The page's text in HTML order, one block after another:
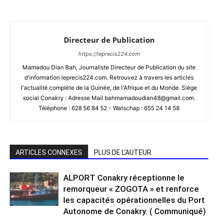
Directeur de Publication
https://leprecis224.com
Mamadou Dian Bah, Journaliste Directeur de Publication du site
d'information leprecis224.com. Retrouvez à travers les articles
l'actualité complète de la Guinée, de l'Afrique et du Monde. Siège
social Conakry : Adresse Mail bahmamadoudian48@gmail.com.
Téléphone : 628 56 84 52 - Watschap : 655 24 14 58
ARTICLES CONNEXES PLUS DE L'AUTEUR
ALPORT Conakry réceptionne le
remorqueur « ZOGOTA » et renforce
les capacités opérationnelles du Port
Autonome de Conakry. ( Communiqué)